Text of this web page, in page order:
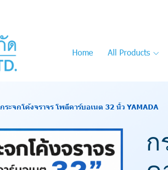
Home All Products
กระจกโค้งจราจร โพลีคาร์บอเนต 32 นิ้ว YAMADA
ก